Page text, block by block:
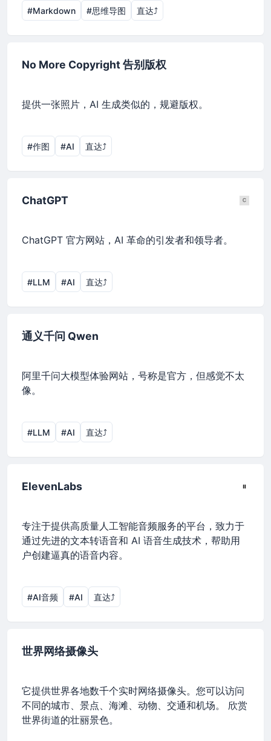
#Markdown #思维导图 直达⤴︎
No More Copyright 告别版权
提供一张照片，AI 生成类似的，规避版权。
#作图 #AI 直达⤴︎
ChatGPT
ChatGPT 官方网站，AI 革命的引发者和领导者。
#LLM #AI 直达⤴︎
通义千问 Qwen
阿里千问大模型体验网站，号称是官方，但感觉不太
像。
#LLM #AI 直达⤴︎
ElevenLabs
专注于提供高质量人工智能音频服务的平台，致力于
通过先进的文本转语音和 AI 语音生成技术，帮助用
户创建逼真的语音内容。
#AI音频 #AI 直达⤴︎
世界网络摄像头
它提供世界各地数千个实时网络摄像头。您可以访问
不同的城市、景点、海滩、动物、交通和机场。 欣赏
世界街道的壮丽景色。